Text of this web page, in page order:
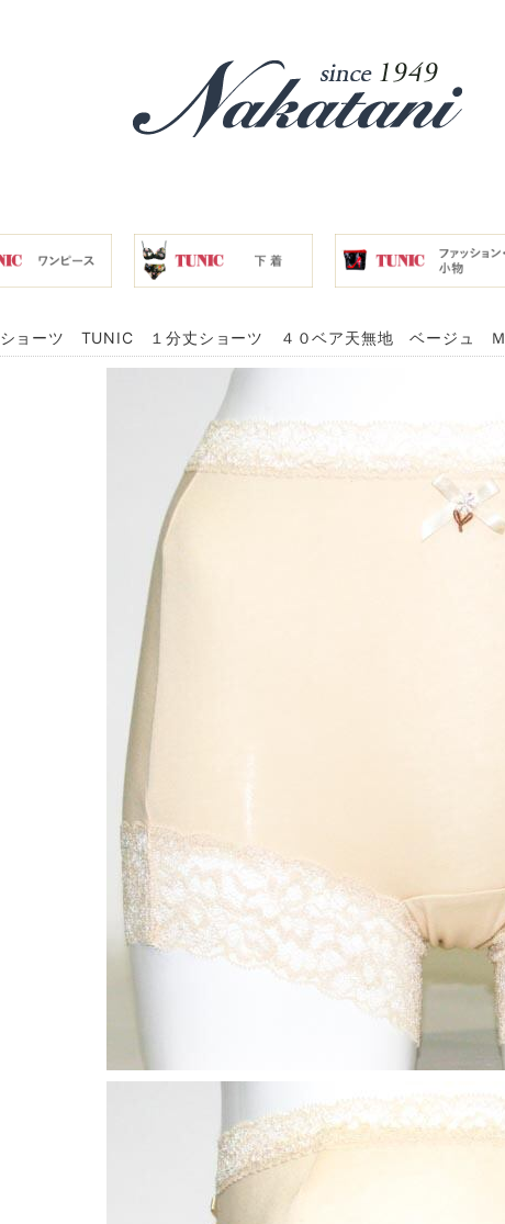
ショーツ TUNIC １分丈ショーツ ４０ベア天無地 ベージュ Ｍ